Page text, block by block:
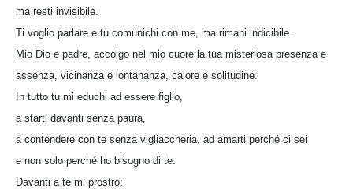
ma resti invisibile.
Ti voglio parlare e tu comunichi con me, ma rimani indicibile.
Mio Dio e padre, accolgo nel mio cuore la tua misteriosa presenza e
assenza, vicinanza e lontananza, calore e solitudine.
In tutto tu mi educhi ad essere figlio,
a starti davanti senza paura,
a contendere con te senza vigliaccheria, ad amarti perché ci sei
e non solo perché ho bisogno di te.
Davanti a te mi prostro: